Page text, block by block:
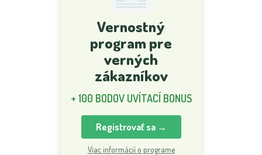
Vernostný
program pre
verných
zákazníkov
+ 100 BODOV UVÍTACÍ BONUS
Registrovať sa →
Viac informácií o programe